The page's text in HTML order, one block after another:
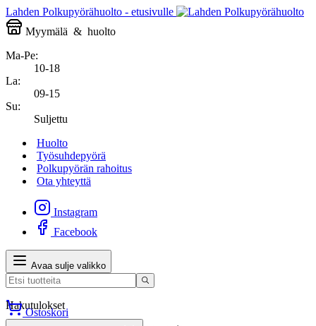
Lahden Polkupyörähuolto - etusivulle
Myymälä & huolto
Ma-Pe:
10-18
La:
09-15
Su:
Suljettu
Huolto
Työsuhdepyörä
Polkupyörän rahoitus
Ota yhteyttä
Instagram
Facebook
Avaa sulje valikko
Hakutulokset
Ostoskori